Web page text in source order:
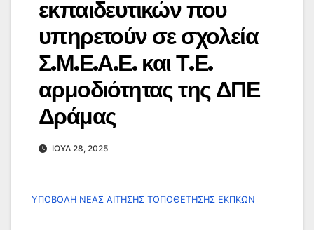
εκπαιδευτικών που
υπηρετούν σε σχολεία
Σ.Μ.Ε.Α.Ε. και Τ.Ε.
αρμοδιότητας της ΔΠΕ
Δράμας
ΙΟΎΛ 28, 2025
ΥΠΟΒΟΛΗ ΝΕΑΣ ΑΙΤΗΣΗΣ ΤΟΠΟΘΕΤΗΣΗΣ ΕΚΠΚΩΝ